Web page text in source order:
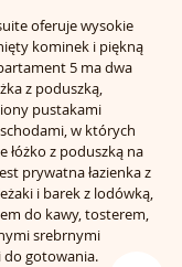
oferuje wysokie
kominek i piękną
5 ma dwa
z poduszką,
pustakami
w których
łóżko z poduszką na
prywatna łazienka z
i barek z lodówką,
do kawy, tosterem,
srebrnymi
do gotowania.